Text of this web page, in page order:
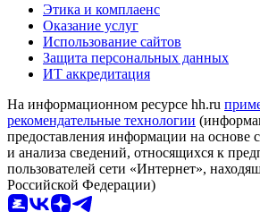
Этика и комплаенс
Оказание услуг
Использование сайтов
Защита персональных данных
ИТ аккредитация
На информационном ресурсе hh.ru
рекомендательные технологии
предоставления информации на основе
и анализа сведений, относящихся к
пользователей сети «Интернет»,
Российской Федерации)